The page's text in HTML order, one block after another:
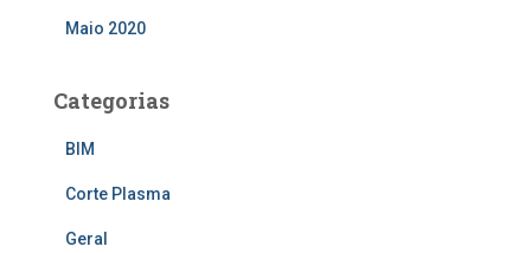
Maio 2020
Categorias
BIM
Corte Plasma
Geral